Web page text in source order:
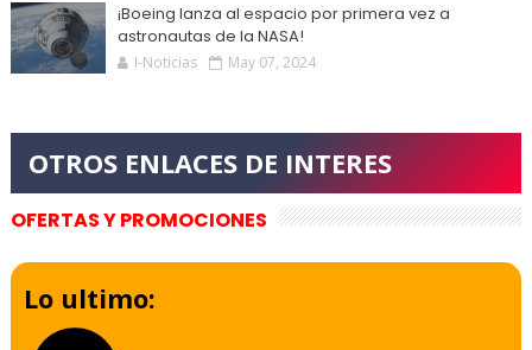
¡Boeing lanza al espacio por primera vez a
astronautas de la NASA!
I-Noticias May 07, 2024
OFERTAS Y PROMOCIONES
Lo ultimo: